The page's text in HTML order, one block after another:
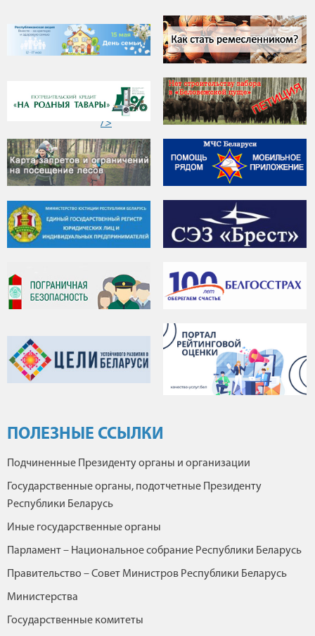
"
/>
ПОЛЕЗНЫЕ ССЫЛКИ
Подчиненные Президенту органы и организации
Государственные органы, подотчетные Президенту
Республики Беларусь
Иные государственные органы
Парламент – Национальное собрание Республики Беларусь
Правительство – Совет Министров Республики Беларусь
Министерства
Государственные комитеты